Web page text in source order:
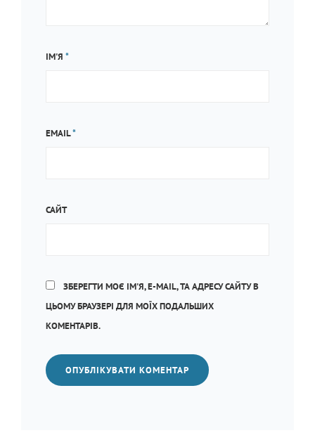
ІМ'Я *
EMAIL*
САЙТ
ЗБЕРЕГТИ МОЄ ІМ'Я, E-MAIL, ТА АДРЕСУ САЙТУ В
ЦЬОМУ БРАУЗЕРІ ДЛЯ МОЇХ ПОДАЛЬШИХ
КОМЕНТАРІВ.